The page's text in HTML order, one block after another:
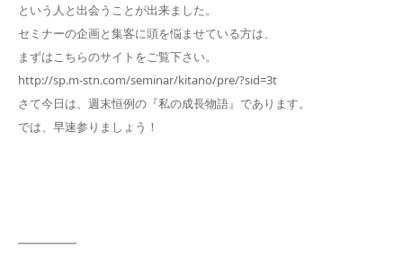
という人と出会うことが出来ました。
セミナーの企画と集客に頭を悩ませている方は、
まずはこちらのサイトをご覧下さい。
http://sp.m-stn.com/seminar/kitano/pre/?sid=3t
さて今日は、週末恒例の『私の成長物語』であります。
では、早速参りましょう！
━━━━━